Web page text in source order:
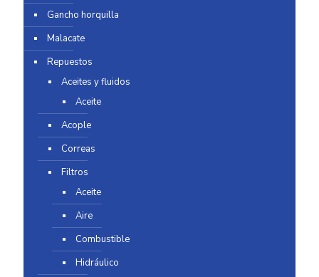
Gancho horquilla
Malacate
Repuestos
Aceites y fluidos
Aceite
Acople
Correas
Filtros
Aceite
Aire
Combustible
Hidráulico